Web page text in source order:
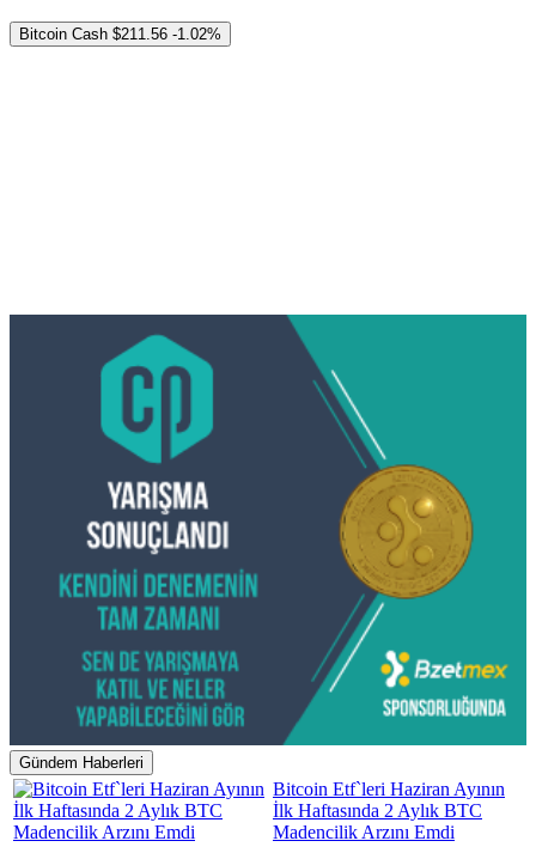
Bitcoin Cash $211.56 -1.02%
Gündem Haberleri
Bitcoin Etf`leri Haziran Ayının
İlk Haftasında 2 Aylık BTC
Madencilik Arzını Emdi